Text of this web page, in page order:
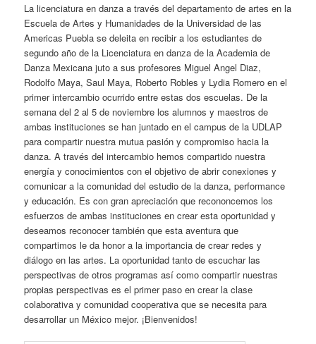
La licenciatura en danza a través del departamento de artes en la
Escuela de Artes y Humanidades de la Universidad de las
Americas Puebla se deleita en recibir a los estudiantes de
segundo año de la Licenciatura en danza de la Academia de
Danza Mexicana juto a sus profesores Miguel Angel Diaz,
Rodolfo Maya, Saul Maya, Roberto Robles y Lydia Romero en el
primer intercambio ocurrido entre estas dos escuelas. De la
semana del 2 al 5 de noviembre los alumnos y maestros de
ambas instituciones se han juntado en el campus de la UDLAP
para compartir nuestra mutua pasión y compromiso hacia la
danza. A través del intercambio hemos compartido nuestra
energía y conocimientos con el objetivo de abrir conexiones y
comunicar a la comunidad del estudio de la danza, performance
y educación. Es con gran apreciación que recononcemos los
esfuerzos de ambas instituciones en crear esta oportunidad y
deseamos reconocer también que esta aventura que
compartimos le da honor a la importancia de crear redes y
diálogo en las artes. La oportunidad tanto de escuchar las
perspectivas de otros programas así como compartir nuestras
propias perspectivas es el primer paso en crear la clase
colaborativa y comunidad cooperativa que se necesita para
desarrollar un México mejor. ¡Bienvenidos!